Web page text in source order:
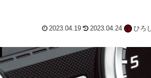
2023.04.19 2023.04.24 ひろ